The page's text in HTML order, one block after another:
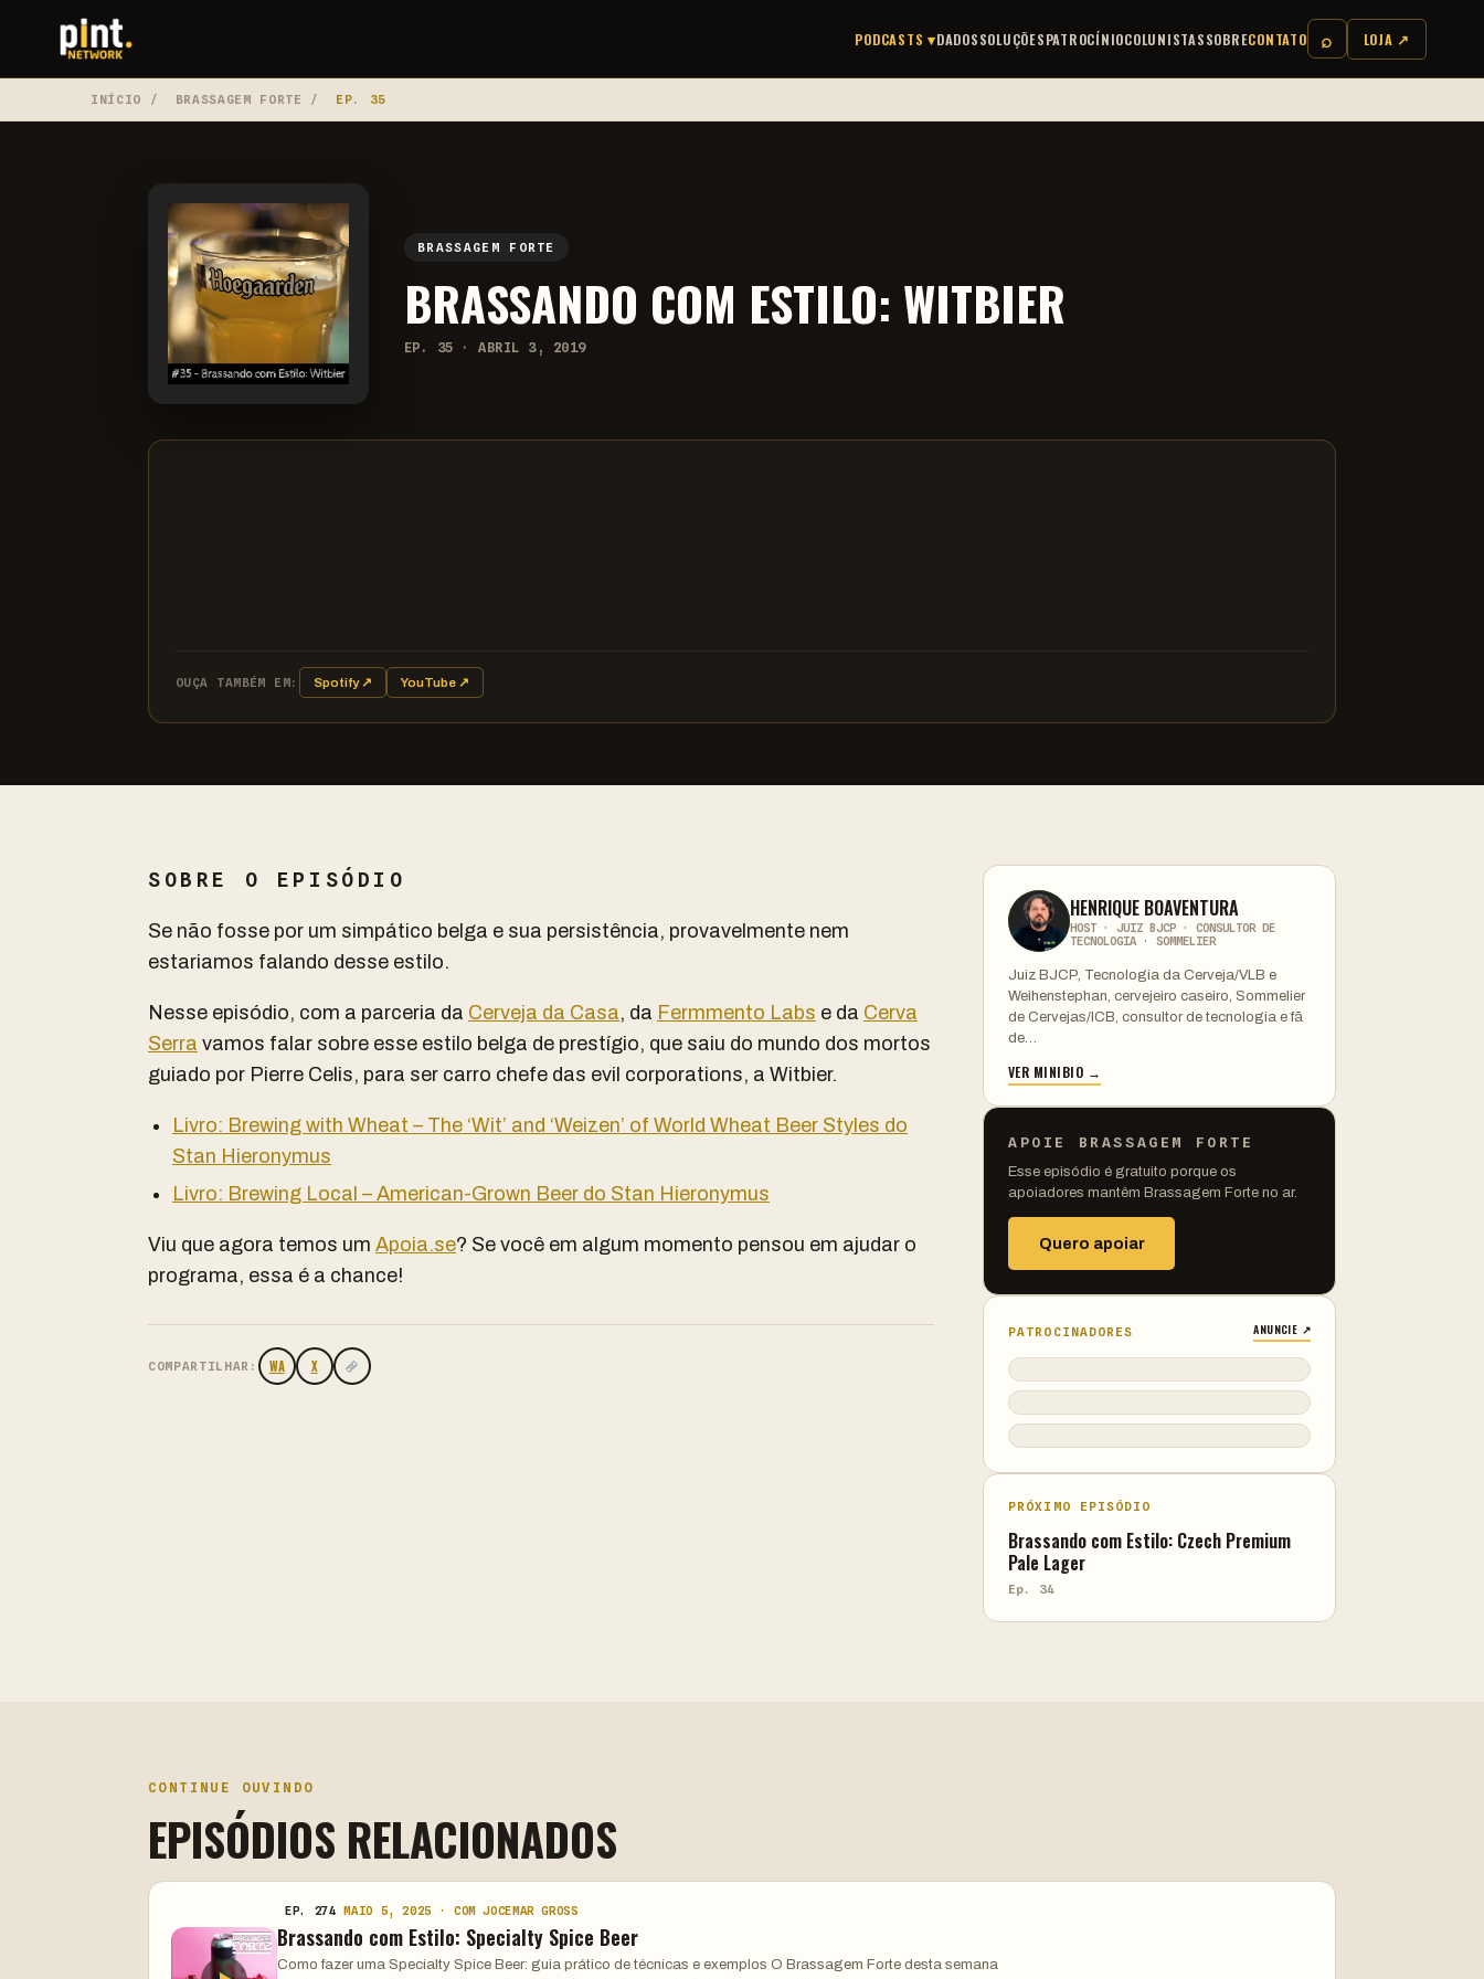
PODCASTS ▾DADOSSOLUÇÕESPATROCÍNIOCOLUNISTASSOBRECONTATO ⌕ LOJA ↗
INÍCIO / BRASSAGEM FORTE / EP. 35
BRASSAGEM FORTE
BRASSANDO COM ESTILO: WITBIER
EP. 35 · ABRIL 3, 2019
OUÇA TAMBÉM EM: Spotify ↗ YouTube ↗
SOBRE O EPISÓDIO
Se não fosse por um simpático belga e sua persistência, provavelmente nem
estariamos falando desse estilo.
Nesse episódio, com a parceria da Cerveja da Casa, da Fermmento Labs e da Cerva
Serra vamos falar sobre esse estilo belga de prestígio, que saiu do mundo dos mortos
guiado por Pierre Celis, para ser carro chefe das evil corporations, a Witbier.
Livro: Brewing with Wheat – The ‘Wit’ and ‘Weizen’ of World Wheat Beer Styles do
Stan Hieronymus
Livro: Brewing Local – American-Grown Beer do Stan Hieronymus
Viu que agora temos um Apoia.se? Se você em algum momento pensou em ajudar o
programa, essa é a chance!
COMPARTILHAR: WA X
HENRIQUE BOAVENTURA
HOST · JUIZ BJCP · CONSULTOR DE
TECNOLOGIA · SOMMELIER
Juiz BJCP, Tecnologia da Cerveja/VLB e
Weihenstephan, cervejeiro caseiro, Sommelier
de Cervejas/ICB, consultor de tecnologia e fã
de…
VER MINIBIO →
APOIE BRASSAGEM FORTE
Esse episódio é gratuito porque os
apoiadores mantêm Brassagem Forte no ar.
Quero apoiar
PATROCINADORES ANUNCIE ↗
PRÓXIMO EPISÓDIO
Brassando com Estilo: Czech Premium
Pale Lager
Ep. 34
CONTINUE OUVINDO
EPISÓDIOS RELACIONADOS
EP. 274 MAIO 5, 2025 · COM JOCEMAR GROSS
Brassando com Estilo: Specialty Spice Beer
Como fazer uma Specialty Spice Beer: guia prático de técnicas e exemplos O Brassagem Forte desta semana